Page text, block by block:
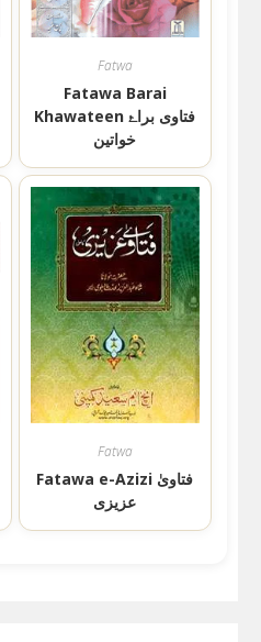
Fatwa
Fatawa Barai
Khawateen فتاوی براۓ
خواتین
Fatwa
Fatawa e-Azizi فتاویٰ
عزیزی